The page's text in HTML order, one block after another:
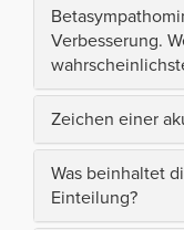
Verbesserung.
Zeichen einer
Was beinhaltet
Einteilung?